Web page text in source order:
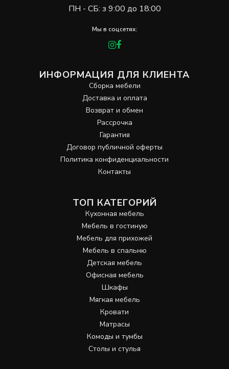
ПН - СБ: з 9:00 до 18:00
Мы в соцсетях:
ИНФОРМАЦИЯ ДЛЯ КЛИЕНТА
Сборка мебели
Доставка и оплата
Возврат и обмен
Рассрочка
Гарантия
Договор публичной оферты
Политика конфиденциальности
Контакты
ТОП КАТЕГОРИЙ
Кухонная мебель
Мебель в гостиную
Мебель для прихожей
Мебель в спальню
Детская мебель
Офисная мебель
Шкафы
Мягкая мебель
Кровати
Матрасы
Комоды и тумбы
Столы и стулья